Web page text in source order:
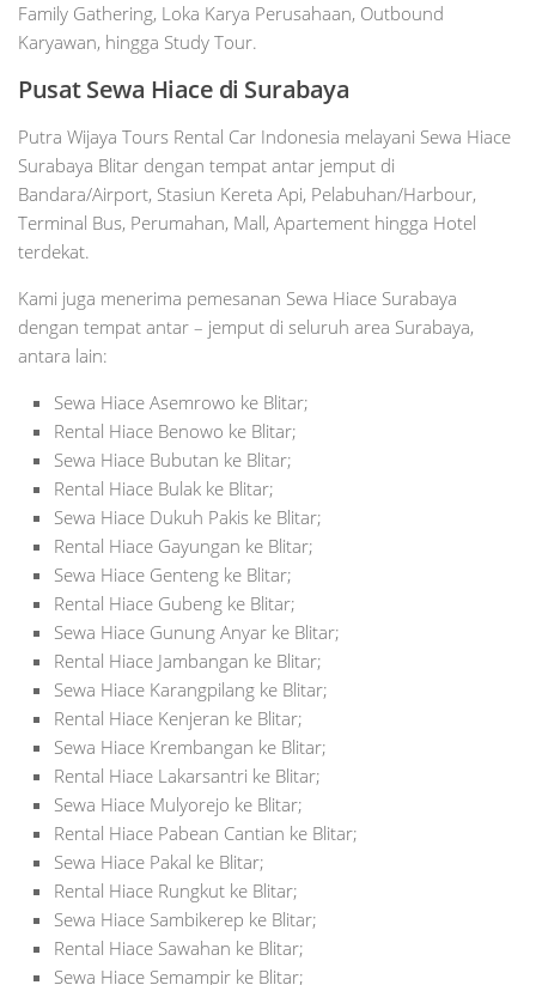
Family Gathering, Loka Karya Perusahaan, Outbound
Karyawan, hingga Study Tour.
Pusat Sewa Hiace di Surabaya
Putra Wijaya Tours Rental Car Indonesia melayani Sewa Hiace
Surabaya Blitar dengan tempat antar jemput di
Bandara/Airport, Stasiun Kereta Api, Pelabuhan/Harbour,
Terminal Bus, Perumahan, Mall, Apartement hingga Hotel
terdekat.
Kami juga menerima pemesanan Sewa Hiace Surabaya
dengan tempat antar – jemput di seluruh area Surabaya,
antara lain:
Sewa Hiace Asemrowo ke Blitar;
Rental Hiace Benowo ke Blitar;
Sewa Hiace Bubutan ke Blitar;
Rental Hiace Bulak ke Blitar;
Sewa Hiace Dukuh Pakis ke Blitar;
Rental Hiace Gayungan ke Blitar;
Sewa Hiace Genteng ke Blitar;
Rental Hiace Gubeng ke Blitar;
Sewa Hiace Gunung Anyar ke Blitar;
Rental Hiace Jambangan ke Blitar;
Sewa Hiace Karangpilang ke Blitar;
Rental Hiace Kenjeran ke Blitar;
Sewa Hiace Krembangan ke Blitar;
Rental Hiace Lakarsantri ke Blitar;
Sewa Hiace Mulyorejo ke Blitar;
Rental Hiace Pabean Cantian ke Blitar;
Sewa Hiace Pakal ke Blitar;
Rental Hiace Rungkut ke Blitar;
Sewa Hiace Sambikerep ke Blitar;
Rental Hiace Sawahan ke Blitar;
Sewa Hiace Semampir ke Blitar;